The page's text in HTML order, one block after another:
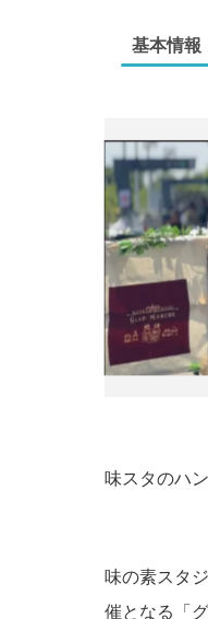
基本情報
味スタのハ
味の素スタ
催となる「